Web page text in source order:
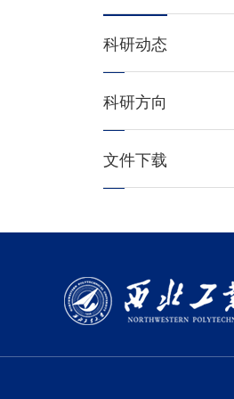
科研动态
科研方向
文件下载